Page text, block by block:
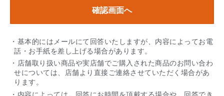
・基本的にはメールにて回答いたしますが、内容によってお電
話・お手紙を差し上げる場合があります。
・店舗取り扱い商品や実店舗でご購入された商品のお問い合わ
せについては、店舗より直接ご連絡させていただく場合があ
ります。
・内容によっては、回答にお時間を頂戴する場合や、回答でき